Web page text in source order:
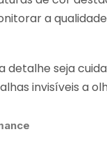
a
detalhe seja
invisíveis a